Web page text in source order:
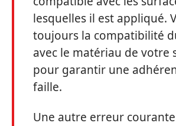
lesquelles il est appliqué.
toujours la compatibilité
avec le matériau de votre
pour garantir une
faille.
Une autre erreur